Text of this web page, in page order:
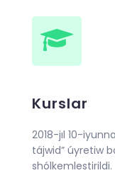
Kurslar
2018-jıl 10-
tájwid” úyretiw
shólkemlestirildi.